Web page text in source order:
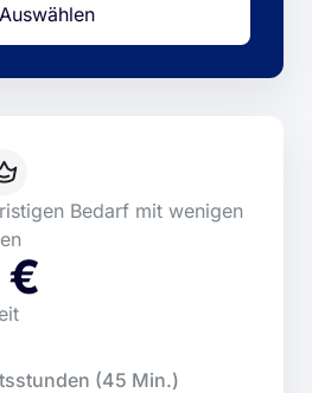
Auswählen
Bedarf mit wenigen
(45 Min.)